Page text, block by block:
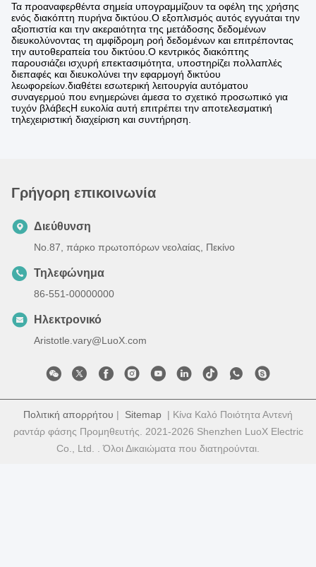
Τα προαναφερθέντα σημεία υπογραμμίζουν τα οφέλη της χρήσης
ενός διακόπτη πυρήνα δικτύου.Ο εξοπλισμός αυτός εγγυάται την
αξιοπιστία και την ακεραιότητα της μετάδοσης δεδομένων
διευκολύνοντας τη αμφίδρομη ροή δεδομένων και επιτρέποντας
την αυτοθεραπεία του δικτύου.Ο κεντρικός διακόπτης
παρουσιάζει ισχυρή επεκτασιμότητα, υποστηρίζει πολλαπλές
διεπαφές και διευκολύνει την εφαρμογή δικτύου
λεωφορείων.διαθέτει εσωτερική λειτουργία αυτόματου
συναγερμού που ενημερώνει άμεσα το σχετικό προσωπικό για
τυχόν βλάβεςΗ ευκολία αυτή επιτρέπει την αποτελεσματική
τηλεχειριστική διαχείριση και συντήρηση.
Γρήγορη επικοινωνία
Διεύθυνση
No.87, πάρκο πρωτοπόρων νεολαίας, Πεκίνο
Τηλεφώνημα
86-551-00000000
Ηλεκτρονικό
Aristotle.vary@LuoX.com
Πολιτική απορρήτου | Sitemap | Κίνα Καλό Ποιότητα Αντενή
ραντάρ φάσης Προμηθευτής. 2021-2026 Shenzhen LuoX Electric
Co., Ltd. . Όλοι Δικαιώματα που διατηρούνται.